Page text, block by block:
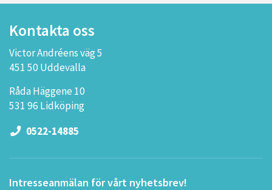
Kontakta oss
Victor Andréens väg 5
451 50 Uddevalla
Råda Häggene 10
531 96 Lidköping
0522-14885
Intresseanmälan för vårt nyhetsbrev!